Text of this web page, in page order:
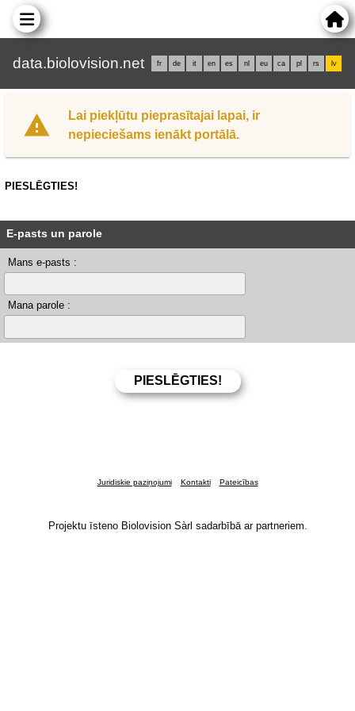
data.biolovision.net fr de it en es nl eu ca pl rs lv
Lai piekļūtu pieprasītajai lapai, ir
nepieciešams ienākt portālā.
PIESLĒGTIES!
E-pasts un parole
Mans e-pasts :
Mana parole :
Juridiskie paziņojumi Kontakti Pateicības
Projektu īsteno Biolovision Sàrl sadarbībā ar partneriem.